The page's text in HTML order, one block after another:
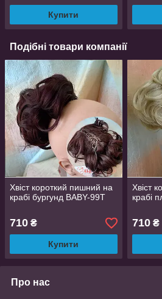
Купити
Подібні товари компанії
Хвіст короткий пишний на
крабі бургунд BABY-99Т
710 ₴
Купити
Хвіст
крабі
710₴
Про нас